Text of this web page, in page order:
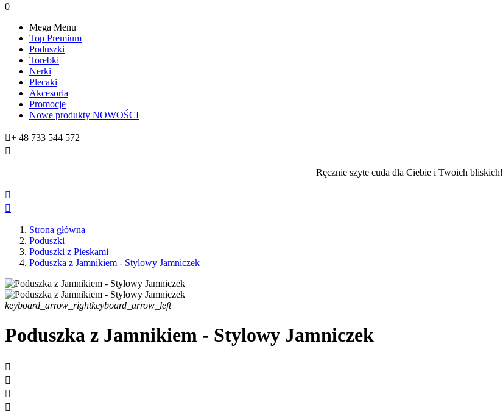
0
Mega Menu
Top Premium
Poduszki
Torebki
Nerki
Plecaki
Akcesoria
Promocje
Nowe produkty NOWOŚCI
+ 48 733 544 572

Ręcznie szyte cuda dla Ciebie i Twoich bliskich!


Strona główna
Poduszki
Poduszki z Pieskami
Poduszka z Jamnikiem - Stylowy Jamniczek
keyboard_arrow_rightkeyboard_arrow_left
Poduszka z Jamnikiem - Stylowy Jamniczek



